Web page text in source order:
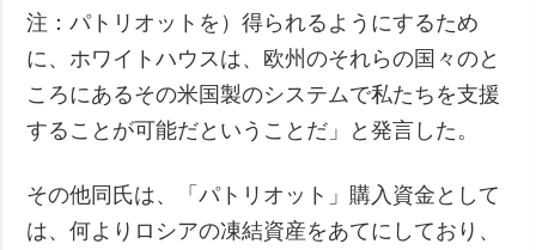
注：パトリオットを）得られるようにするため
に、ホワイトハウスは、欧州のそれらの国々のと
ころにあるその米国製のシステムで私たちを支援
することが可能だということだ」と発言した。
その他同氏は、「パトリオット」購入資金として
は、何よりロシアの凍結資産をあてにしており、